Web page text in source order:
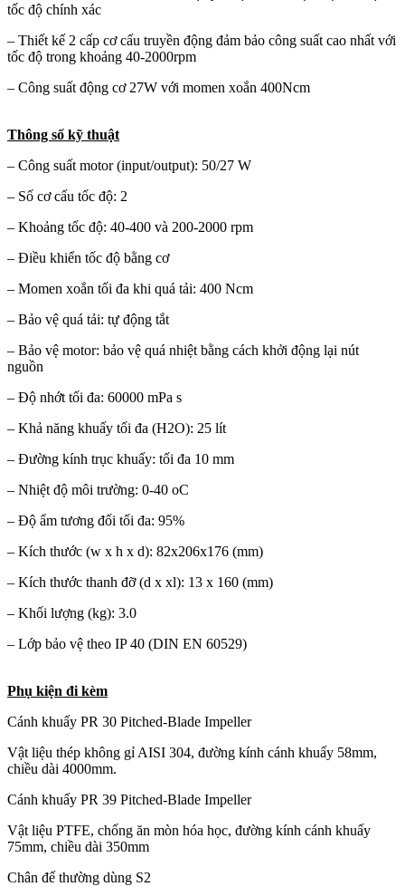
tốc độ chính xác
– Thiết kế 2 cấp cơ cấu truyền động đảm bảo công suất cao nhất với
tốc độ trong khoảng 40-2000rpm
– Công suất động cơ 27W với momen xoắn 400Ncm
Thông số kỹ thuật
– Công suất motor (input/output): 50/27 W
– Số cơ cấu tốc độ: 2
– Khoảng tốc độ: 40-400 và 200-2000 rpm
– Điều khiển tốc độ bằng cơ
– Momen xoắn tối đa khi quá tải: 400 Ncm
– Bảo vệ quá tải: tự động tắt
– Bảo vệ motor: bảo vệ quá nhiệt bằng cách khởi động lại nút
nguồn
– Độ nhớt tối đa: 60000 mPa s
– Khả năng khuấy tối đa (H2O): 25 lít
– Đường kính trục khuấy: tối đa 10 mm
– Nhiệt độ môi trường: 0-40 oC
– Độ ẩm tương đối tối đa: 95%
– Kích thước (w x h x d): 82x206x176 (mm)
– Kích thước thanh đỡ (d x xl): 13 x 160 (mm)
– Khối lượng (kg): 3.0
– Lớp bảo vệ theo IP 40 (DIN EN 60529)
Phụ kiện đi kèm
Cánh khuấy PR 30 Pitched-Blade Impeller
Vật liệu thép không gỉ AISI 304, đường kính cánh khuấy 58mm,
chiều dài 4000mm.
Cánh khuấy PR 39 Pitched-Blade Impeller
Vật liệu PTFE, chống ăn mòn hóa học, đường kính cánh khuấy
75mm, chiều dài 350mm
Chân đế thường dùng S2